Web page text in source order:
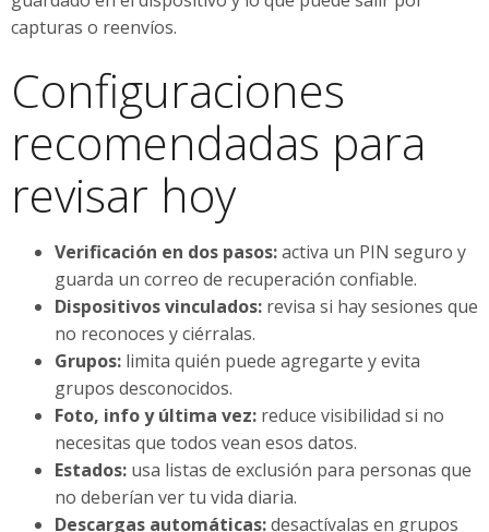
capturas o reenvíos.
Configuraciones
recomendadas para
revisar hoy
Verificación en dos pasos:activa un PIN seguro y
guarda un correo de recuperación confiable.
Dispositivos vinculados: revisa si hay sesiones que
no reconoces y ciérralas.
Grupos: limita quién puede agregarte y evita
grupos desconocidos.
Foto, info y última vez: reduce visibilidad si no
necesitas que todos vean esos datos.
Estados: usa listas de exclusión para personas que
no deberían ver tu vida diaria.
Descargas automáticas:desactívalas en grupos